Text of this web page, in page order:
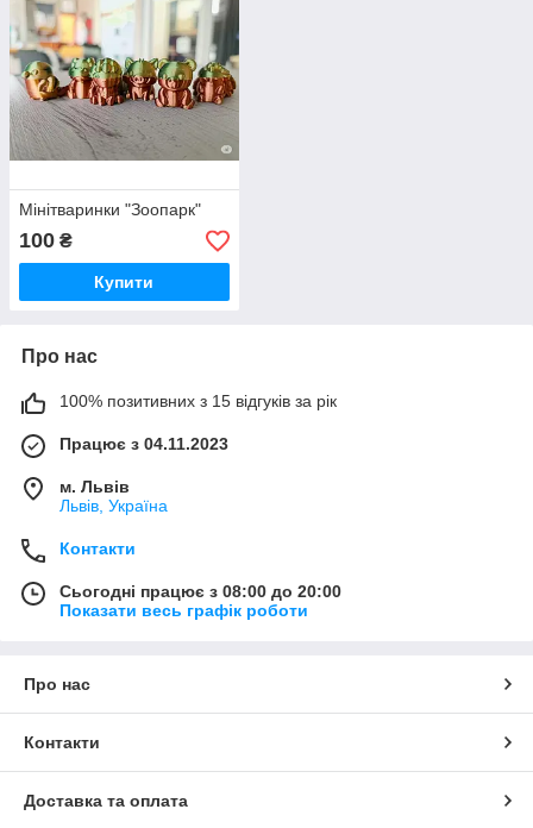
Мінітваринки "Зоопарк"
100 ₴
Купити
Про нас
100% позитивних з 15 відгуків за рік
Працює з 04.11.2023
м. Львів
Львів, Україна
Контакти
Сьогодні працює з 08:00 до 20:00
Показати весь графік роботи
Про нас
Контакти
Доставка та оплата